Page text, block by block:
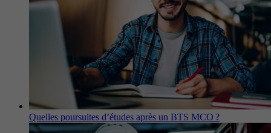
Quelles poursuites d’études après un BTS MCO ?